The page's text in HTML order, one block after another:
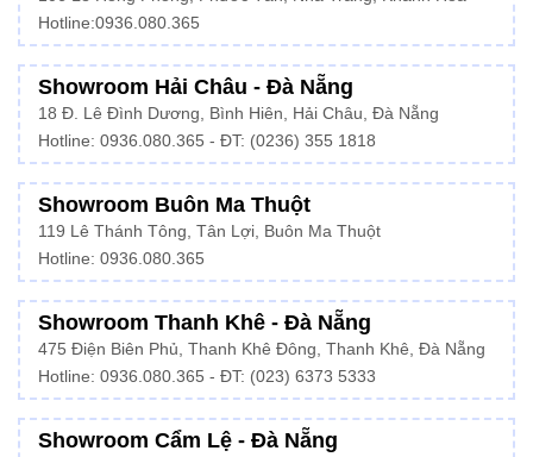
Hotline:0936.080.365
Showroom Hải Châu - Đà Nẵng
18 Đ. Lê Đình Dương, Bình Hiên, Hải Châu, Đà Nẵng
Hotline: 0936.080.365 - ĐT: (0236) 355 1818
Showroom Buôn Ma Thuột
119 Lê Thánh Tông, Tân Lợi, Buôn Ma Thuột
Hotline: 0936.080.365
Showroom Thanh Khê - Đà Nẵng
475 Điện Biên Phủ, Thanh Khê Đông, Thanh Khê, Đà Nẵng
Hotline: 0936.080.365 - ĐT: (023) 6373 5333
Showroom Cẩm Lệ - Đà Nẵng